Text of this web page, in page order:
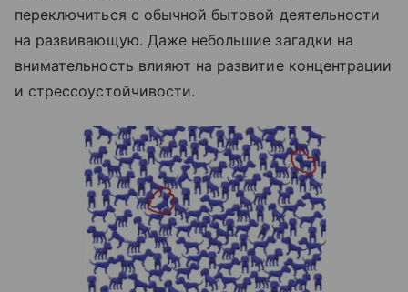
переключиться с обычной бытовой деятельности
на развивающую. Даже небольшие загадки на
внимательность влияют на развитие концентрации
и стрессоустойчивости.